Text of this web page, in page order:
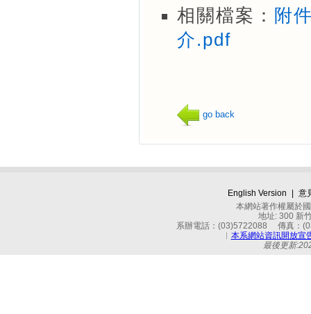
相關檔案： 附
介.pdf
go back
English Version
意
本網站著作權屬於
地址: 300 新
系辦電話：(03)5722088 傳真：
︱ 本系網站資訊開放宣
最後更新